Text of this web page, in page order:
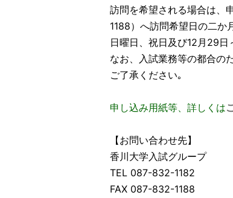
訪問を希望される場合は、
1188）へ訪問希望日の二か
日曜日、祝日及び12月29日
なお、入試業務等の都合の
ご了承ください｡
申し込み用紙等、詳しくは
【お問い合わせ先】
香川大学入試グループ
TEL 087-832-1182
FAX 087-832-1188